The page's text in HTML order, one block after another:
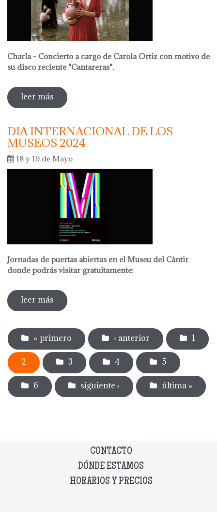
Charla - Concierto a cargo de Carola Ortiz con motivo de
su disco reciente "Cantareras".
leer más sobre la noche de los museos 2024
DIA INTERNACIONAL DE LOS
MUSEOS 2024
18 y 19 de Mayo
Jornadas de puertas abiertas en el Museu del Càntir
donde podrás visitar gratuitamente:
leer más sobre dia internacional de los museos
2024
Páginas
« primero ‹ anterior 1
2 3 4 5
6 siguiente › última »
CONTACTO
DÓNDE ESTAMOS
HORARIOS Y PRECIOS